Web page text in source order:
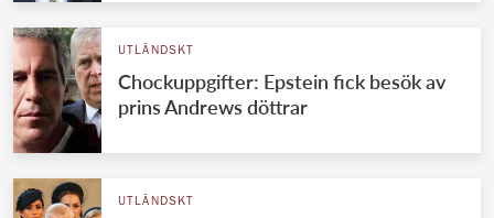
UTLÄNDSKT
Chockuppgifter: Epstein fick besök av
prins Andrews döttrar
UTLÄNDSKT